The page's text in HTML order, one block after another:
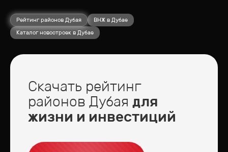
Рейтинг районов Дубая
ВНЖ в Дубае
Каталог новостроек в Дубае
Скачать рейтинг
районов Дубая для
жизни и инвестиций